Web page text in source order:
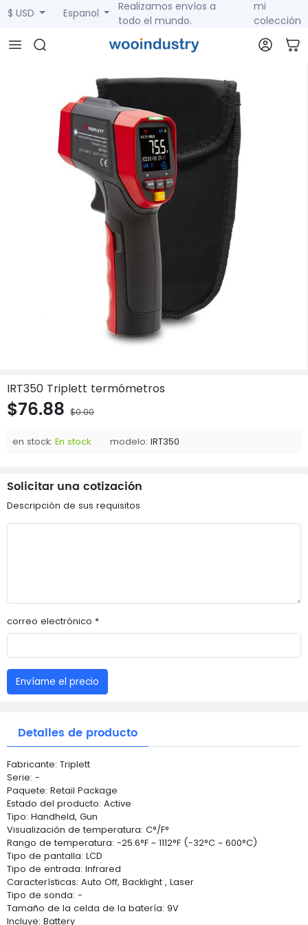
$ USD Espanol
Realizamos envíos a
todo el mundo.
mi
colección
IRT350 Triplett termómetros
$76.88 $0.00
en stock: En stock modelo: IRT350
Solicitar una cotización
Descripción de sus requisitos
correo electrónico *
Envíame el precio
Detalles de producto
Fabricante: Triplett
Serie: -
Paquete: Retail Package
Estado del producto: Active
Tipo: Handheld, Gun
Visualización de temperatura: C°/F°
Rango de temperatura: -25.6°F ~ 1112°F (-32°C ~ 600°C)
Tipo de pantalla: LCD
Tipo de entrada: Infrared
Características: Auto Off, Backlight , Laser
Tipo de sonda: -
Tamaño de la celda de la batería: 9V
Incluye: Battery